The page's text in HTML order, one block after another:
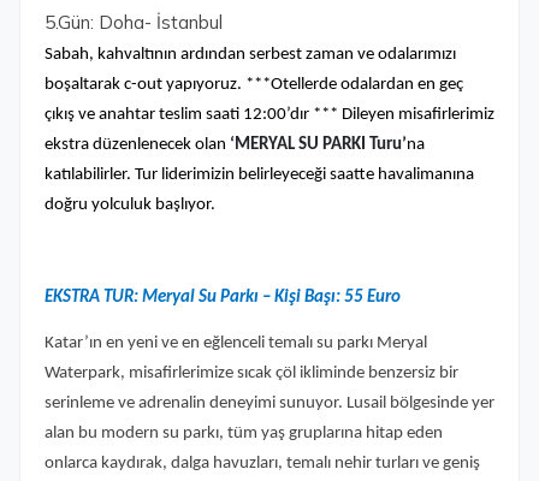
5.Gün: Doha- İstanbul
Sabah, kahvaltının ardından serbest zaman ve odalarımızı
boşaltarak c-out yapıyoruz. ***Otellerde odalardan en geç
çıkış ve anahtar teslim saati 12:00’dır *** Dileyen misafirlerimiz
ekstra düzenlenecek olan ‘MERYAL SU PARKI Turu’na
katılabilirler. Tur liderimizin belirleyeceği saatte havalimanına
doğru yolculuk başlıyor.
EKSTRA TUR: Meryal Su Parkı – Kişi Başı: 55 Euro
Katar’ın en yeni ve en eğlenceli temalı su parkı Meryal
Waterpark, misafirlerimize sıcak çöl ikliminde benzersiz bir
serinleme ve adrenalin deneyimi sunuyor. Lusail bölgesinde yer
alan bu modern su parkı, tüm yaş gruplarına hitap eden
onlarca kaydırak, dalga havuzları, temalı nehir turları ve geniş